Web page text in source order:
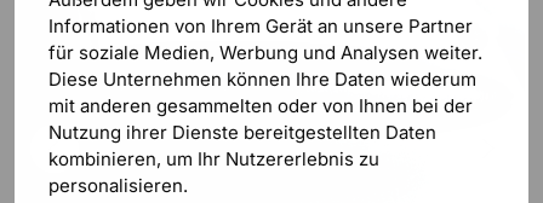
Informationen von Ihrem Gerät an unsere Partner
für soziale Medien, Werbung und Analysen weiter.
Diese Unternehmen können Ihre Daten wiederum
mit anderen gesammelten oder von Ihnen bei der
Nutzung ihrer Dienste bereitgestellten Daten
kombinieren, um Ihr Nutzererlebnis zu
personalisieren.